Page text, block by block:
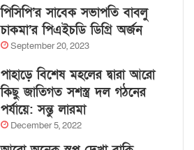
পিসিপি’র সাবেক সভাপতি বাবলু
চাকমা’র পিএইচডি ডিগ্রি অর্জন
September 20, 2023
পাহাড়ে বিশেষ মহলের দ্বারা আরো
কিছু জাতিগত সশস্ত্র দল গঠনের
পর্যায়ে: সন্তু লারমা
December 5, 2022